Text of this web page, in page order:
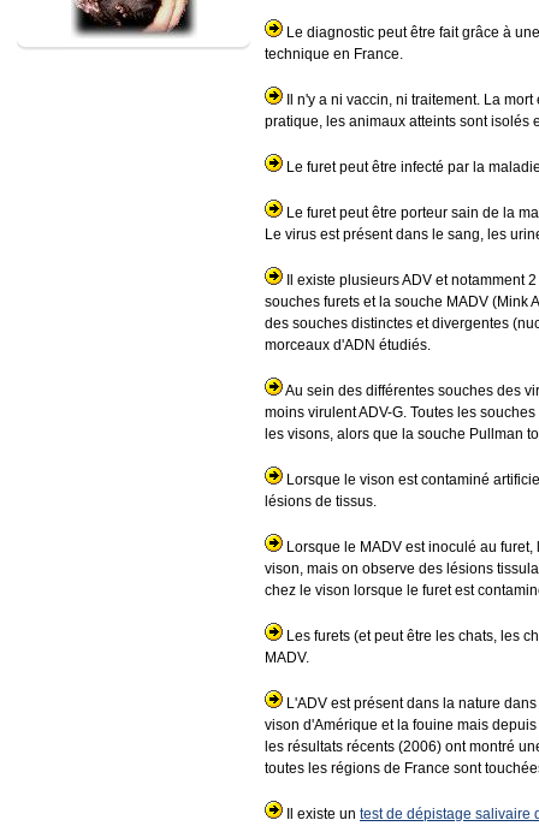
Le diagnostic peut être fait grâce à
technique en France.
Il n'y a ni vaccin, ni traitement. La
pratique, les animaux atteints sont isolés
Le furet peut être infecté par la
Le furet peut être porteur sain de la
Le virus est présent dans le sang, les
Il existe plusieurs ADV et notamment
souches furets et la souche MADV (Mink
des souches distinctes et divergentes
morceaux d'ADN étudiés.
Au sein des différentes souches des
moins virulent ADV-G. Toutes les
les visons, alors que la souche Pullman
Lorsque le vison est contaminé
lésions de tissus.
Lorsque le MADV est inoculé au
vison, mais on observe des lésions
chez le vison lorsque le furet est
Les furets (et peut être les chats, les
MADV.
L'ADV est présent dans la nature
vison d'Amérique et la fouine mais
les résultats récents (2006) ont montré
toutes les régions de France sont
Il existe un test de dépistage salivaire